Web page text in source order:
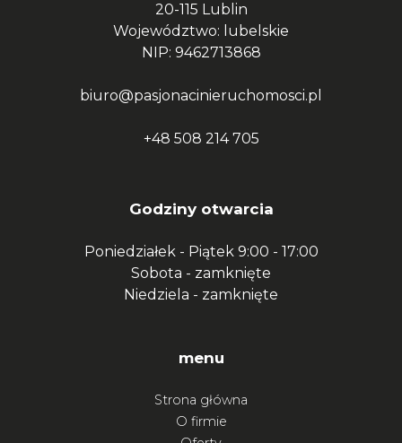
20-115 Lublin
Województwo: lubelskie
NIP: 9462713868
biuro@pasjonacinieruchomosci.pl
+48 508 214 705
Godziny otwarcia
Poniedziałek - Piątek9:00 - 17:00
Sobota - zamknięte
Niedziela - zamknięte
menu
Strona główna
O firmie